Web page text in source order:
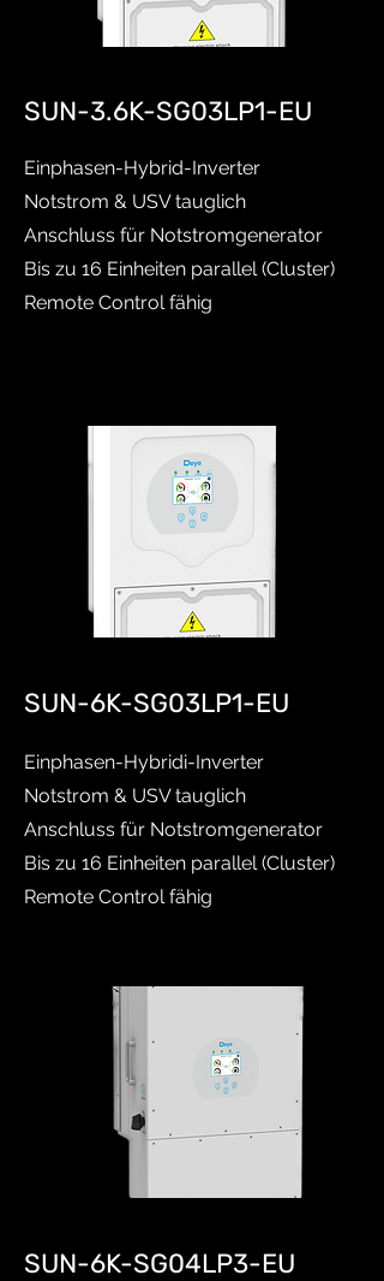
SUN-3.6K-SG03LP1-EU
Einphasen-Hybrid-Inverter
Notstrom & USV tauglich
Anschluss für Notstromgenerator
Bis zu 16 Einheiten parallel (Cluster)
Remote Control fähig
SUN-6K-SG03LP1-EU
Einphasen-Hybridi-Inverter
Notstrom & USV tauglich
Anschluss für Notstromgenerator
Bis zu 16 Einheiten parallel (Cluster)
Remote Control fähig
SUN-6K-SG04LP3-EU